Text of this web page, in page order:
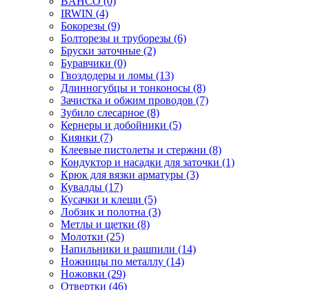
IRWIN (4)
Бокорезы (9)
Болторезы и труборезы (6)
Бруски заточные (2)
Буравчики (0)
Гвоздодеры и ломы (13)
Длинногубцы и тонконосы (8)
Зачистка и обжим проводов (7)
Зубило слесарное (8)
Кернеры и добойники (5)
Киянки (7)
Клеевые пистолеты и стержни (8)
Кондуктор и насадки для заточки (1)
Крюк для вязки арматуры (3)
Кувалды (17)
Кусачки и клещи (5)
Лобзик и полотна (3)
Метлы и щетки (8)
Молотки (25)
Напильники и рашпили (14)
Ножницы по металлу (14)
Ножовки (29)
Отвертки (46)